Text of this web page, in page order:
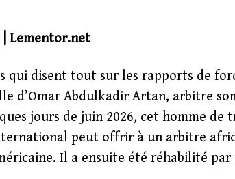
| Lementor.net
qui disent tout sur les rapports de
d’Omar Abdulkadir Artan, arbitre
jours de juin 2026, cet homme
peut offrir à un arbitre
Il a ensuite été réhabilité